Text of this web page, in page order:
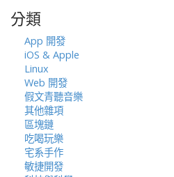
字:
分類
App 開發
iOS & Apple
Linux
Web 開發
假文青聽音樂
其他雜項
區塊鏈
吃喝玩樂
宅系手作
敏捷開發